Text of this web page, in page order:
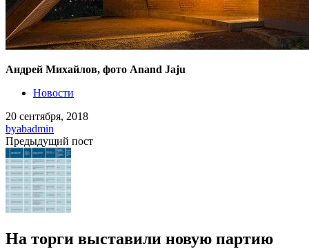
Андрей Михайлов, фото Anand Jaju
Новости
20 сентября, 2018
byabadmin
Предыдущий пост
На торги выставили новую партию